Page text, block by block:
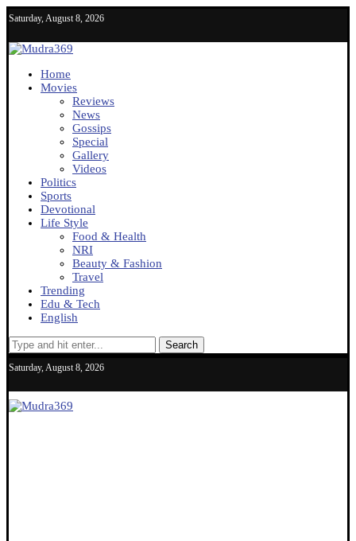
Saturday, August 8, 2026
Home
Movies
Reviews
News
Gossips
Special
Gallery
Videos
Politics
Sports
Devotional
Life Style
Food & Health
NRI
Beauty & Fashion
Travel
Trending
Edu & Tech
English
Search
Saturday, August 8, 2026